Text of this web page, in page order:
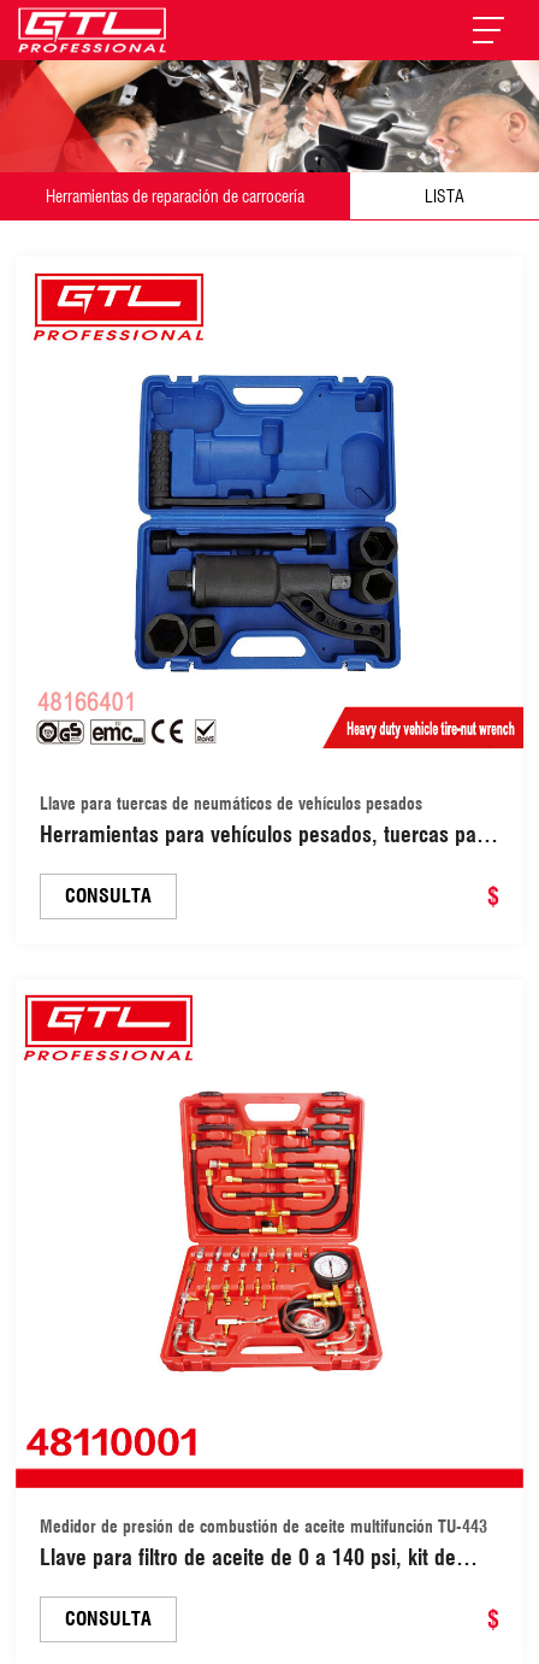
Herramientas de reparación de carrocería LISTA
Llave para tuercas de neumáticos de vehículos pesados
Herramientas para vehículos pesados, tuercas para
juego de dados, llave de ahorro de mano de obra,
juegos de herramientas de extra
CONSULTA $
Medidor de presión de combustión de aceite multifunción TU-443
Llave para filtro de aceite de 0 a 140 psi, kit de
inyector de combustible, medidor de presión de
compresión para automóvil (4811000
CONSULTA $